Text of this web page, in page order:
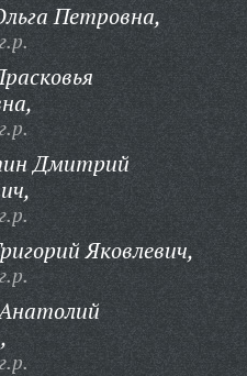
Петровна,
Дмитрий
Яковлевич,